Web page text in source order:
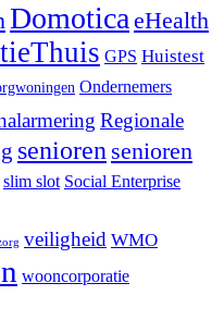
DomoticaeHealth
GPS Huistest
Ondernemers
Regionale
senioren senioren
slim slot Social Enterprise
veiligheid WMO
wooncorporatie